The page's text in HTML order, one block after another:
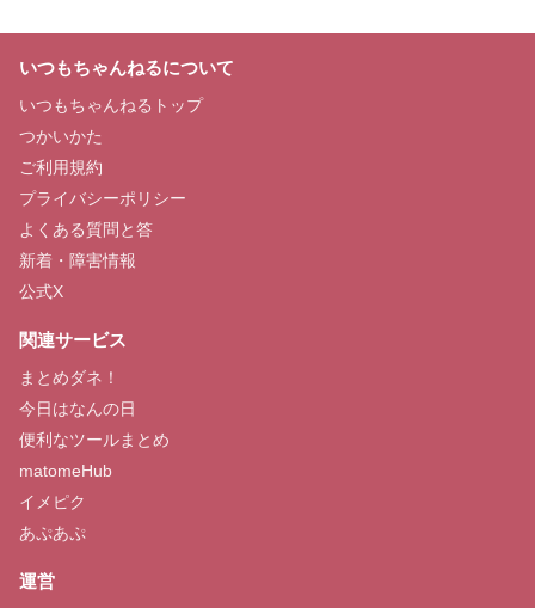
いつもちゃんねるについて
いつもちゃんねるトップ
つかいかた
ご利用規約
プライバシーポリシー
よくある質問と答
新着・障害情報
公式X
関連サービス
まとめダネ！
今日はなんの日
便利なツールまとめ
matomeHub
イメピク
あぷあぷ
運営